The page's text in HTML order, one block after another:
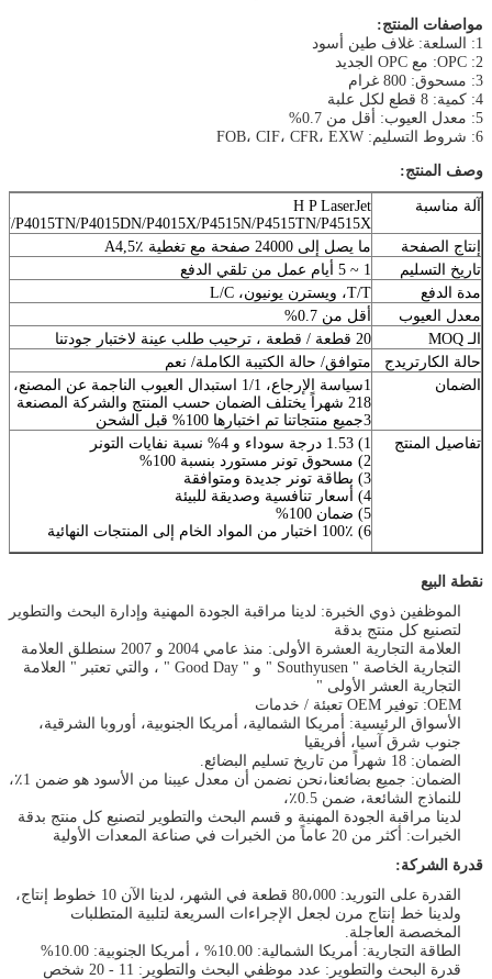
مواصفات المنتج:
1: السلعة: غلاف طين أسود
2: OPC: مع OPC الجديد
3: مسحوق: 800 غرام
4: كمية: 8 قطع لكل علبة
5: معدل العيوب: أقل من 0.7%
6: شروط التسليم: FOB، CIF، CFR، EXW
وصف المنتج:
آلة مناسبة
H P LaserJet
P4015TN/P4015DN/P4015X/P4515N/P4515TN/P4515X
إنتاج الصفحة
ما يصل إلى 24000 صفحة مع تغطية A4,5٪
تاريخ التسليم
1 ~ 5 أيام عمل من تلقي الدفع
مدة الدفع
T/T، ويسترن يونيون، L/C
معدل العيوب
أقل من 0.7%
الـ MOQ
20 قطعة / قطعة ، ترحيب طلب عينة لاختبار جودتنا
حالة الكارتريدج
متوافق/ حالة الكتيبة الكاملة/ نعم
الضمان
1سياسة الإرجاع، 1/1 استبدال العيوب الناجمة عن المصنع، أو استرداد المبلغ مقبول
218 شهراً يختلف الضمان حسب المنتج والشركة المصنعة
3جميع منتجاتنا تم اختبارها 100% قبل الشحن
تفاصيل المنتج
1) 1.53 درجة سوداء و 4% نسبة نفايات التونر
2) مسحوق تونر مستورد بنسبة 100%
3) بطاقة تونر جديدة ومتوافقة
4) أسعار تنافسية وصديقة للبيئة
5) ضمان 100%
6) 100٪ اختبار من المواد الخام إلى المنتجات النهائية
نقطة البيع
الموظفين ذوي الخبرة: لدينا مراقبة الجودة المهنية وإدارة البحث والتطوير
لتصنيع كل منتج بدقة
العلامة التجارية العشرة الأولى: منذ عامي 2004 و 2007 سنطلق العلامة
التجارية الخاصة " Southyusen " و " Good Day " ، والتي تعتبر " العلامة
التجارية العشر الأولى "
OEM: توفير OEM تعبئة / خدمات
الأسواق الرئيسية: أمريكا الشمالية، أمريكا الجنوبية، أوروبا الشرقية،
جنوب شرق آسيا، أفريقيا
الضمان: 18 شهراً من تاريخ تسليم البضائع.
الضمان: جميع بضائعنا،نحن نضمن أن معدل عيبنا من الأسود هو ضمن 1٪،
للنماذج الشائعة، ضمن 0.5٪،
لدينا مراقبة الجودة المهنية و قسم البحث والتطوير لتصنيع كل منتج بدقة
الخبرات: أكثر من 20 عاماً من الخبرات في صناعة المعدات الأولية
قدرة الشركة:
القدرة على التوريد: 80،000 قطعة في الشهر، لدينا الآن 10 خطوط إنتاج،
ولدينا خط إنتاج مرن لجعل الإجراءات السريعة لتلبية المتطلبات
المخصصة العاجلة.
الطاقة التجارية: أمريكا الشمالية: 10.00% ، أمريكا الجنوبية: 10.00%
قدرة البحث والتطوير: عدد موظفي البحث والتطوير: 11 - 20 شخص